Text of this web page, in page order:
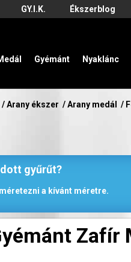
GY.I.K. Ékszerblog
Gyémánt Nyaklánc
/ Arany ékszer / Arany medál /
gyűrűt?
a kívánt méretre.
Zafír